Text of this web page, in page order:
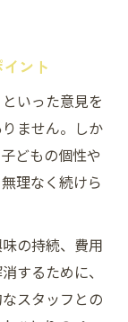
ント
いった意見を
ません。しか
どもの個性や
理なく続けら
の持続、費用
するために、
スタッフとの